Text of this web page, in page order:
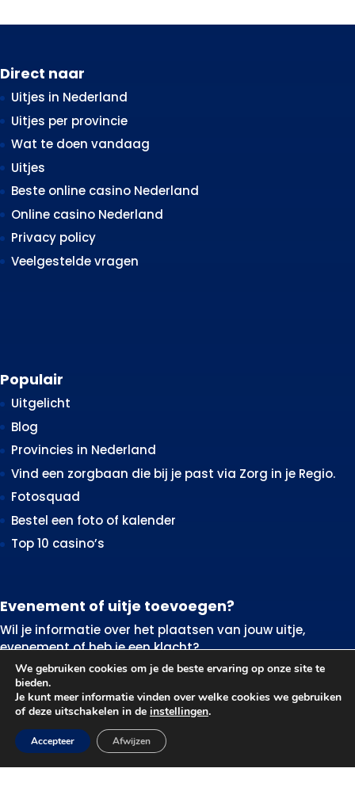
Direct naar
Uitjes in Nederland
Uitjes per provincie
Wat te doen vandaag
Uitjes
Beste online casino Nederland
Online casino Nederland
Privacy policy
Veelgestelde vragen
Populair
Uitgelicht
Blog
Provincies in Nederland
Vind een zorgbaan die bij je past via Zorg in je Regio.
Fotosquad
Bestel een foto of kalender
Top 10 casino’s
Evenement of uitje toevoegen?
Wil je informatie over het plaatsen van jouw uitje,
evenement of heb je een klacht?
aanmelden
Neem contact op
T: 0594-555013
We gebruiken cookies om je de beste ervaring op onze site te
bieden.
Je kunt meer informatie vinden over welke cookies we gebruiken
of deze uitschakelen in de instellingen.
Accepteer Afwijzen